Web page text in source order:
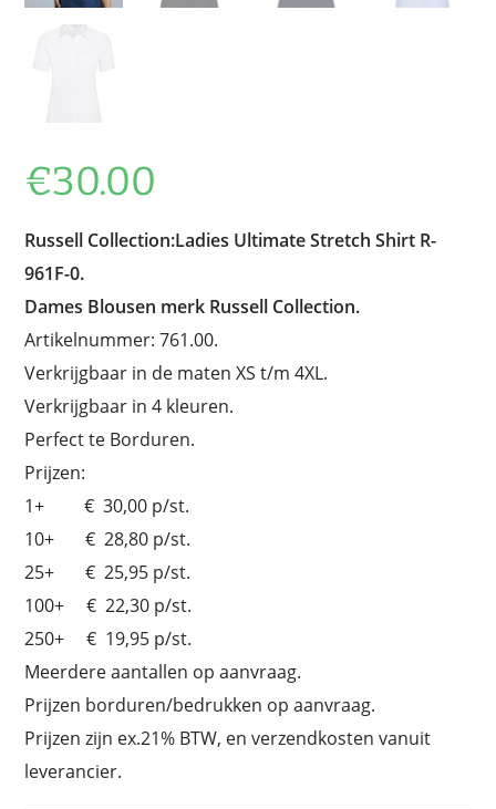
€30.00
Russell Collection:Ladies Ultimate Stretch Shirt R-
961F-0.
Dames Blousen merk Russell Collection.
Artikelnummer: 761.00.
Verkrijgbaar in de maten XS t/m 4XL.
Verkrijgbaar in 4 kleuren.
Perfect te Borduren.
Prijzen:
1+ € 30,00 p/st.
10+ € 28,80 p/st.
25+ € 25,95 p/st.
100+ € 22,30 p/st.
250+ € 19,95 p/st.
Meerdere aantallen op aanvraag.
Prijzen borduren/bedrukken op aanvraag.
Prijzen zijn ex.21% BTW, en verzendkosten vanuit
leverancier.